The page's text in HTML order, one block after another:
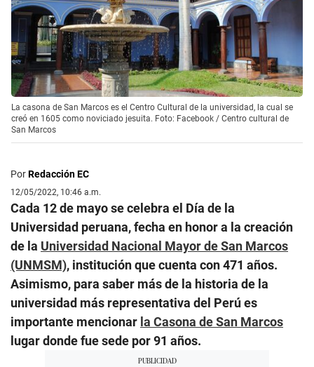
La casona de San Marcos es el Centro Cultural de la universidad, la cual se
creó en 1605 como noviciado jesuita. Foto: Facebook / Centro cultural de
San Marcos
PorRedacción EC
12/05/2022, 10:46 a.m.
Cada 12 de mayo se celebra el Día de la
Universidad peruana, fecha en honor a la creación
de la Universidad Nacional Mayor de San Marcos
(UNMSM), institución que cuenta con 471 años.
Asimismo, para saber más de la historia de la
universidad más representativa del Perú es
importante mencionar la Casona de San Marcos
lugar donde fue sede por 91 años.